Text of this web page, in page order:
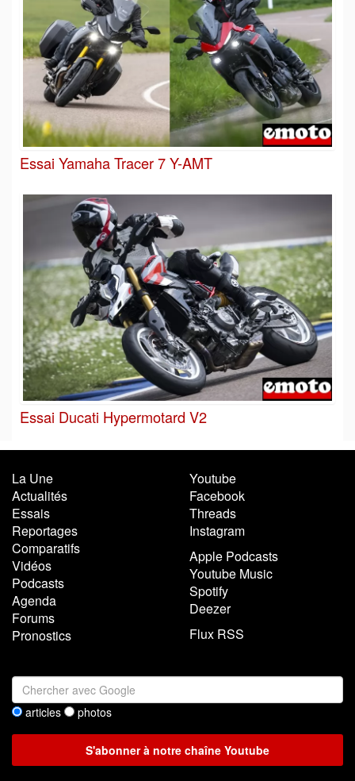
Essai Yamaha Tracer 7 Y-AMT
Essai Ducati Hypermotard V2
La Une
Actualités
Essais
Reportages
Comparatifs
Vidéos
Podcasts
Agenda
Forums
Pronostics
Youtube
Facebook
Threads
Instagram
Apple Podcasts
Youtube Music
Spotify
Deezer
Flux RSS
articles photos